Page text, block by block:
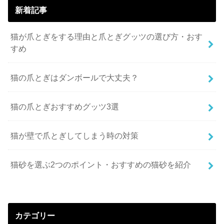
新着記事
猫が爪とぎをする理由と爪とぎグッツの選び方・おす
すめ
猫の爪とぎはダンボールで大丈夫？
猫の爪とぎおすすめグッツ3選
猫が壁で爪とぎしてしまう時の対策
猫砂を選ぶ2つのポイント・おすすめの猫砂を紹介
カテゴリー